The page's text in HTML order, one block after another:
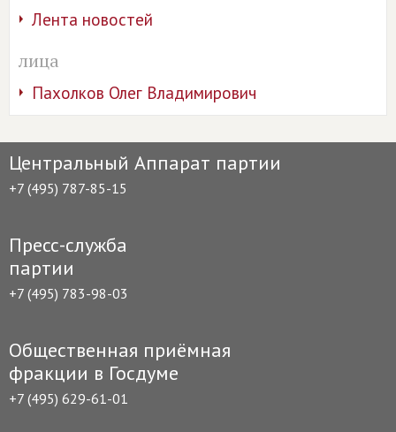
Лента новостей
лица
Пахолков Олег Владимирович
Центральный Аппарат партии
+7 (495) 787-85-15
Пресс-служба
партии
+7 (495) 783-98-03
Общественная приёмная
фракции в Госдуме
+7 (495) 629-61-01